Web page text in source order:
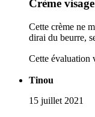
Crème
Cette crème ne
dirai du beurre,
Cette évaluation
Tinou
15 juillet 2021